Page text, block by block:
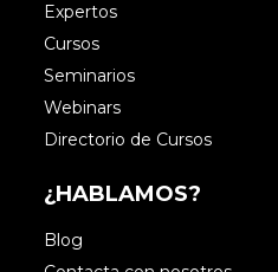
Expertos
Cursos
Seminarios
Webinars
Directorio de Cursos
¿HABLAMOS?
Blog